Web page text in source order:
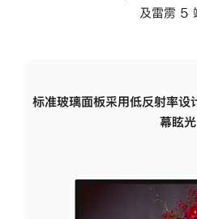
及雷雳 5
标准玻璃面板采用低反射率设
幕眩光